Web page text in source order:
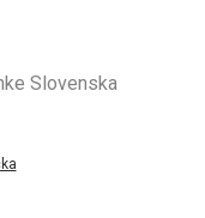
Slovenska